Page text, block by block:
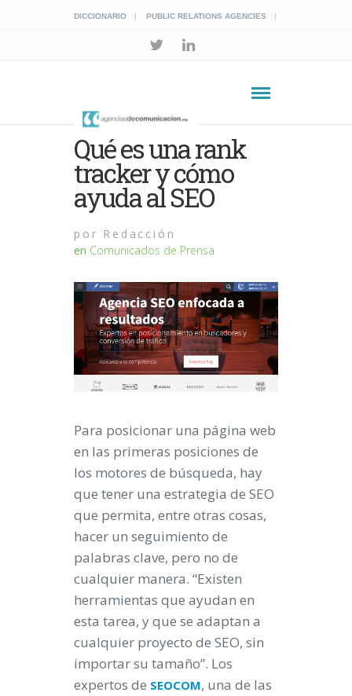
DICCIONARIO PUBLIC RELATIONS AGENCIES
Qué es una rank
tracker y cómo
ayuda al SEO
por Redacción
en Comunicados de Prensa
Para posicionar una página web
en las primeras posiciones de
los motores de búsqueda, hay
que tener una estrategia de SEO
que permita, entre otras cosas,
hacer un seguimiento de
palabras clave, pero no de
cualquier manera. “Existen
herramientas que ayudan en
esta tarea, y que se adaptan a
cualquier proyecto de SEO, sin
importar su tamaño”. Los
expertos de SEOCOM, una de las